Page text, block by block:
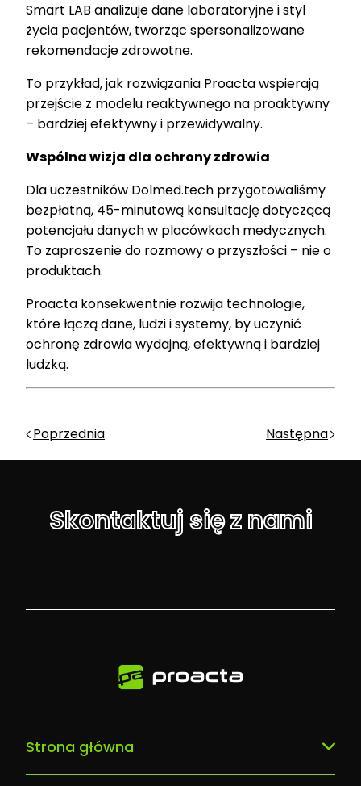
Smart LAB analizuje dane laboratoryjne i styl
życia pacjentów, tworząc spersonalizowane
rekomendacje zdrowotne.
To przykład, jak rozwiązania Proacta wspierają
przejście z modelu reaktywnego na proaktywny
– bardziej efektywny i przewidywalny.
Wspólna wizja dla ochrony zdrowia
Dla uczestników Dolmed.tech przygotowaliśmy
bezpłatną, 45-minutową konsultację dotyczącą
potencjału danych w placówkach medycznych.
To zaproszenie do rozmowy o przyszłości – nie o
produktach.
Proacta konsekwentnie rozwija technologie,
które łączą dane, ludzi i systemy, by uczynić
ochronę zdrowia wydajną, efektywną i bardziej
ludzką.
Poprzednia Następna
Skontaktuj się z nami
Strona główna